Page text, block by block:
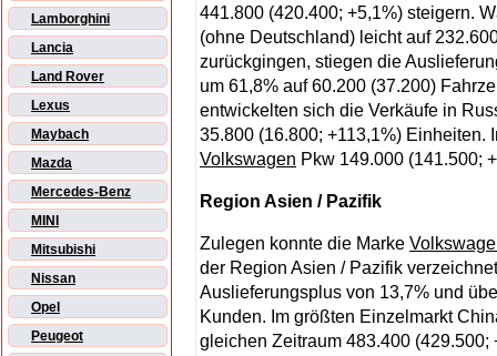
Lamborghini
Lancia
Land Rover
Lexus
Maybach
Mazda
Mercedes-Benz
MINI
Mitsubishi
Nissan
Opel
Peugeot
441.800 (420.400; +5,1%) steigern.
(ohne Deutschland) leicht auf
zurückgingen, stiegen die
um 61,8% auf 60.200 (37.200)
entwickelten sich die Verkäufe in
35.800 (16.800; +113,1%) Einheiten.
Volkswagen Pkw 149.000 (141.500;
Region Asien / Pazifik
Zulegen konnte die Marke
der Region Asien / Pazifik
Auslieferungsplus von 13,7% und
Kunden. Im größten Einzelmarkt
gleichen Zeitraum 483.400